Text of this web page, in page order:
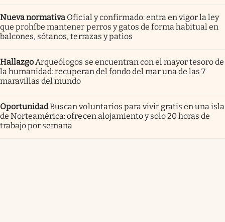
Nueva normativa Oficial y confirmado: entra en vigor la ley
que prohíbe mantener perros y gatos de forma habitual en
balcones, sótanos, terrazas y patios
Hallazgo Arqueólogos se encuentran con el mayor tesoro de
la humanidad: recuperan del fondo del mar una de las 7
maravillas del mundo
OportunidadBuscan voluntarios para vivir gratis en una isla
de Norteamérica: ofrecen alojamiento y solo 20 horas de
trabajo por semana